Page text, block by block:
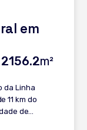
em
2156.2m²
11 km do